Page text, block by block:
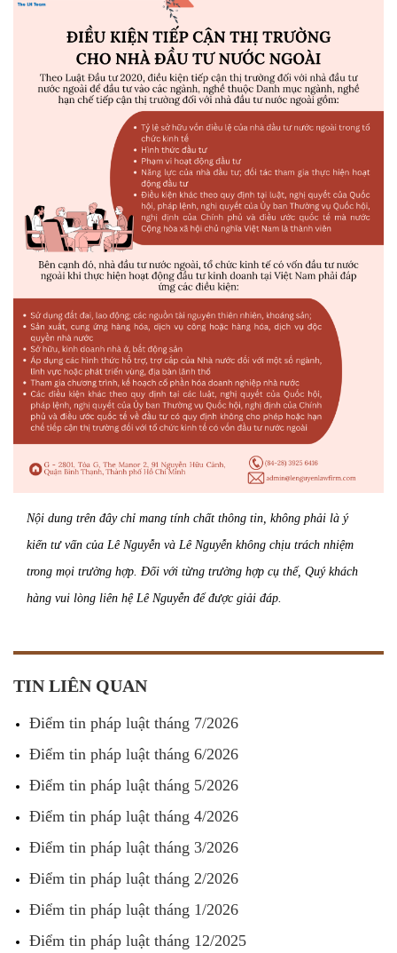
Nội dung trên đây chỉ mang tính chất thông tin, không phải là ý
kiến tư vấn của Lê Nguyễn và Lê Nguyễn không chịu trách nhiệm
trong mọi trường hợp. Đối với từng trường hợp cụ thể, Quý khách
hàng vui lòng liên hệ Lê Nguyễn để được giải đáp.
TIN LIÊN QUAN
Điểm tin pháp luật tháng 7/2026
Điểm tin pháp luật tháng 6/2026
Điểm tin pháp luật tháng 5/2026
Điểm tin pháp luật tháng 4/2026
Điểm tin pháp luật tháng 3/2026
Điểm tin pháp luật tháng 2/2026
Điểm tin pháp luật tháng 1/2026
Điểm tin pháp luật tháng 12/2025